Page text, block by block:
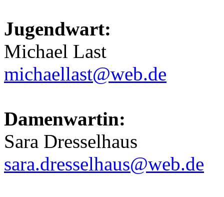
Jugendwart:
Michael Last
michaellast@web.de
Damenwartin:
Sara Dresselhaus
sara.dresselhaus@web.de